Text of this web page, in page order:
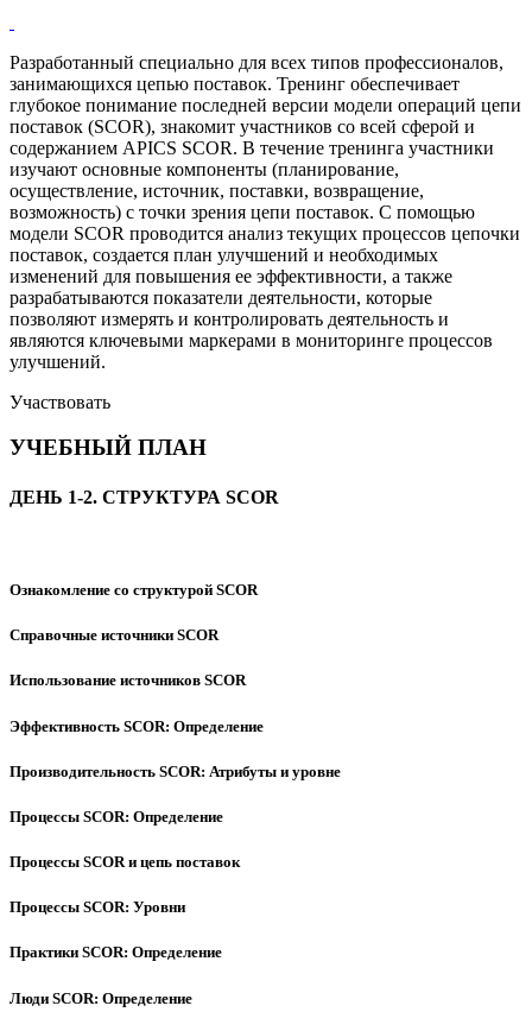
Разработанный специально для всех типов профессионалов,
занимающихся цепью поставок. Тренинг обеспечивает
глубокое понимание последней версии модели операций цепи
поставок (SCOR), знакомит участников со всей сферой и
содержанием APICS SCOR. В течение тренинга участники
изучают основные компоненты (планирование,
осуществление, источник, поставки, возвращение,
возможность) с точки зрения цепи поставок. С помощью
модели SCOR проводится анализ текущих процессов цепочки
поставок, создается план улучшений и необходимых
изменений для повышения ее эффективности, а также
разрабатываются показатели деятельности, которые
позволяют измерять и контролировать деятельность и
являются ключевыми маркерами в мониторинге процессов
улучшений.
Участвовать
УЧЕБНЫЙ ПЛАН
ДЕНЬ 1-2. СТРУКТУРА SCOR
Ознакомление со структурой SCOR
Справочные источники SCOR
Использование источников SCOR
Эффективность SCOR: Определение
Производительность SCOR: Атрибуты и уровне
Процессы SCOR: Определение
Процессы SCOR и цепь поставок
Процессы SCOR: Уровни
Практики SCOR: Определение
Люди SCOR: Определение